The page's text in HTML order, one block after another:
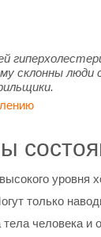
склонны люди
уровня
только
человека и